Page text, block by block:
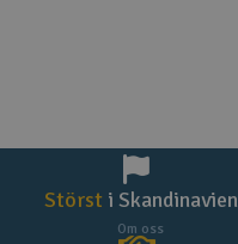
Störst i Skandinavien
Om oss